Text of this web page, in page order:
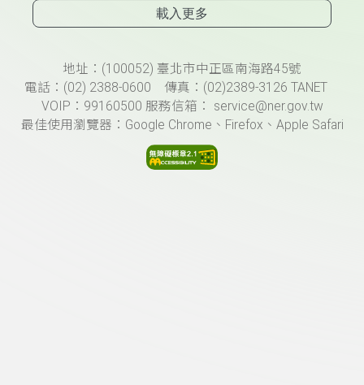
載入更多
頁尾資訊地址：(100052) 臺北市中正區南海路45號
電話：(02) 2388-0600 傳真：(02)2389-3126 TANET
VOIP：99160500 服務信箱： service@ner.gov.tw
最佳使用瀏覽器：Google Chrome、Firefox、Apple Safari